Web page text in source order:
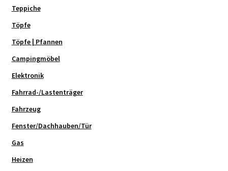
Teppiche
Töpfe
Töpfe | Pfannen
Campingmöbel
Elektronik
Fahrrad-/Lastenträger
Fahrzeug
Fenster/Dachhauben/Tür
Gas
Heizen